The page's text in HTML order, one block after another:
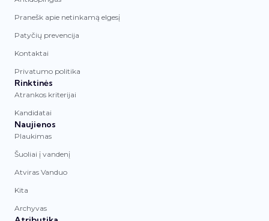
Pranešk apie netinkamą elgesį
Patyčių prevencija
Kontaktai
Privatumo politika
Rinktinės
Atrankos kriterijai
Kandidatai
Naujienos
Plaukimas
Šuoliai į vandenį
Atviras Vanduo
Kita
Archyvas